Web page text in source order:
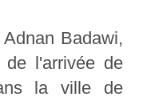
Badawi,
l'arrivée de
la ville de